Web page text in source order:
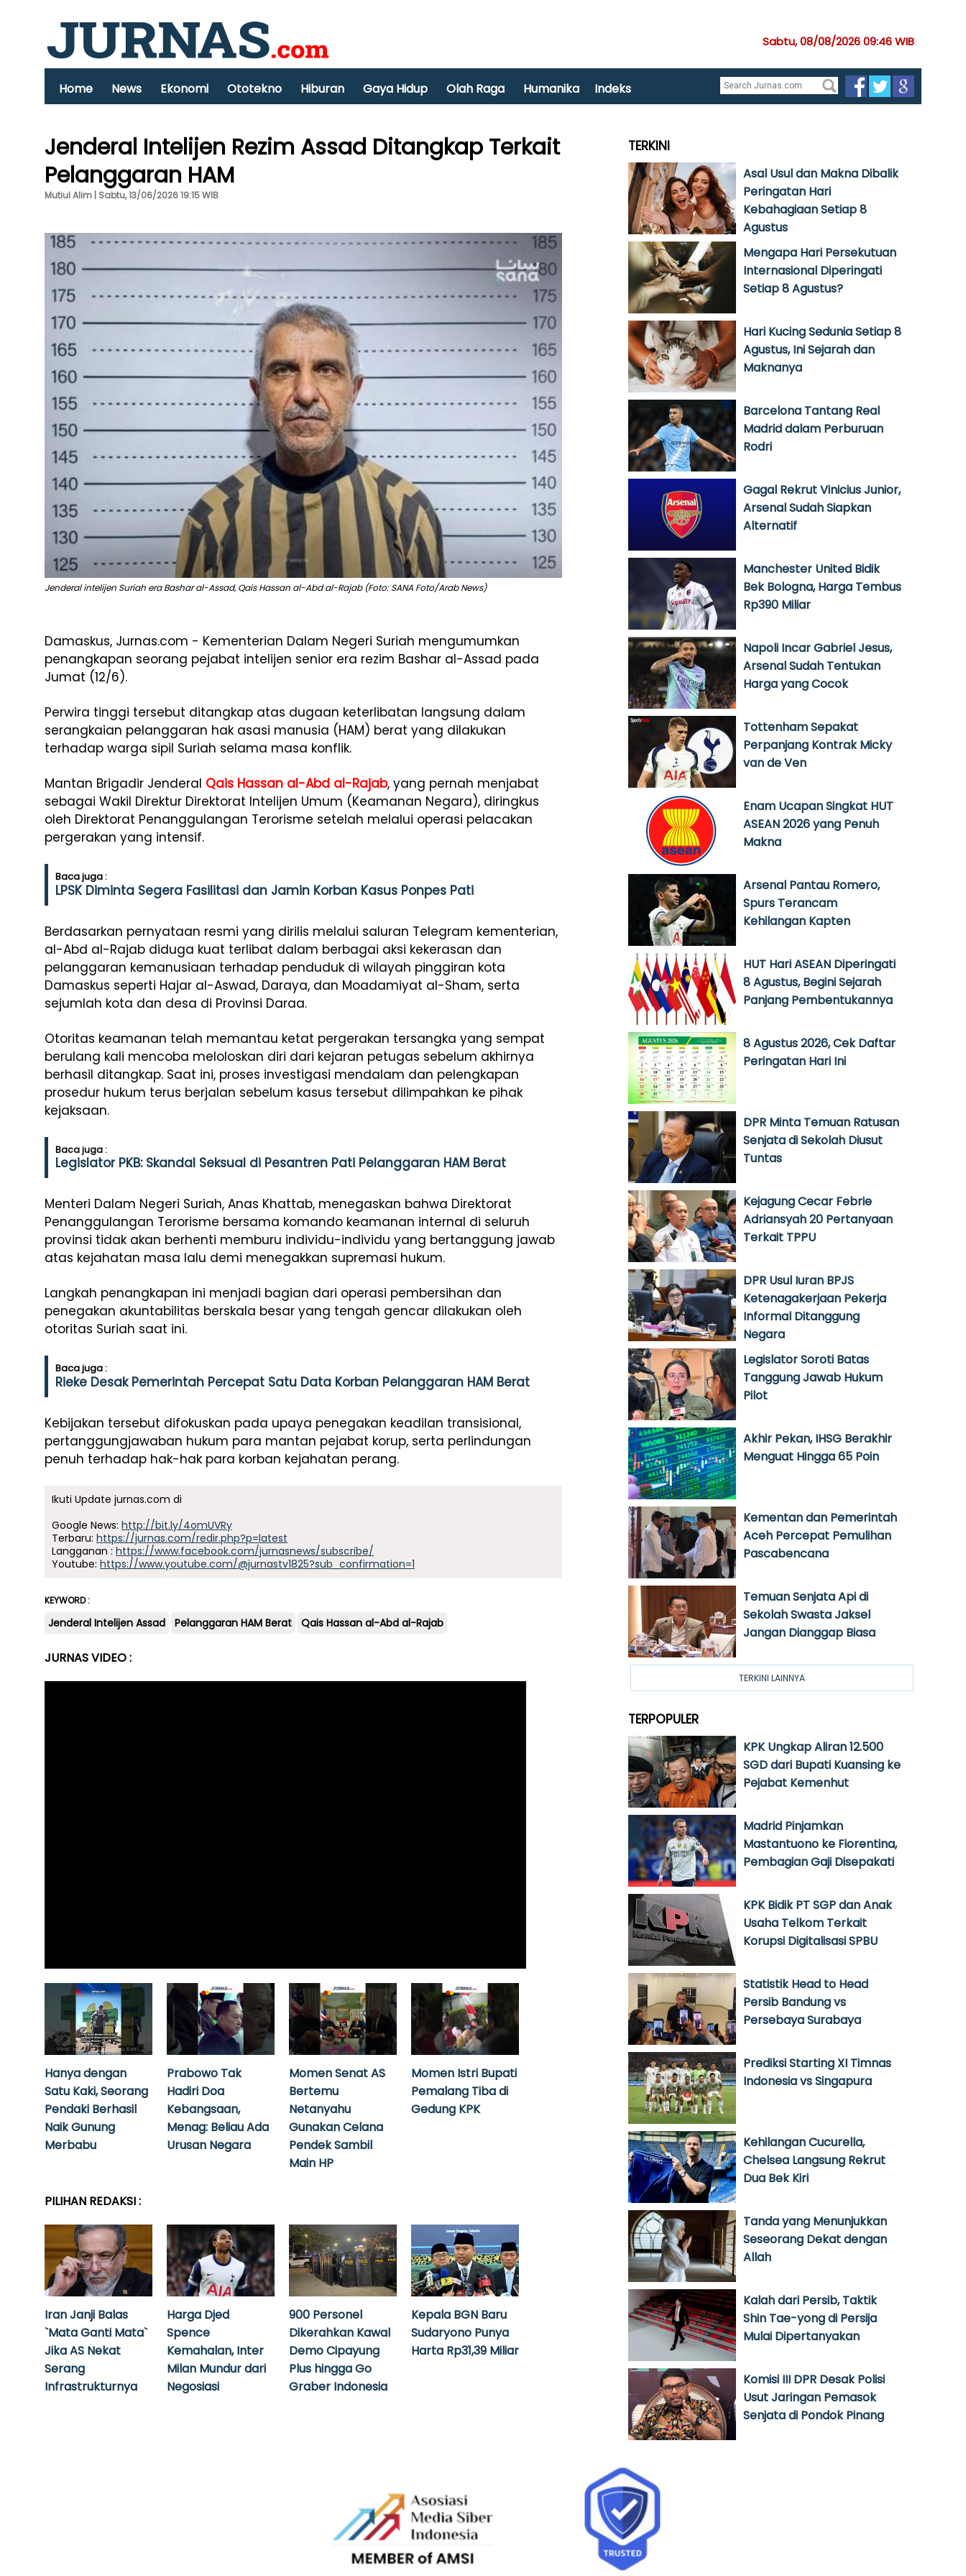
Sabtu, 08/08/2026 09:46 WIB
Home News Ekonomi Ototekno Hiburan Gaya Hidup Olah Raga Humanika Indeks
Jenderal Intelijen Rezim Assad Ditangkap Terkait
Pelanggaran HAM
Mutiul Alim | Sabtu, 13/06/2026 19:15 WIB
Jenderal intelijen Suriah era Bashar al-Assad, Qais Hassan al-Abd al-Rajab (Foto: SANA Foto/Arab News)
Damaskus, Jurnas.com - Kementerian Dalam Negeri Suriah mengumumkan
penangkapan seorang pejabat intelijen senior era rezim Bashar al-Assad pada
Jumat (12/6).
Perwira tinggi tersebut ditangkap atas dugaan keterlibatan langsung dalam
serangkaian pelanggaran hak asasi manusia (HAM) berat yang dilakukan
terhadap warga sipil Suriah selama masa konflik.
Mantan Brigadir Jenderal Qais Hassan al-Abd al-Rajab, yang pernah menjabat
sebagai Wakil Direktur Direktorat Intelijen Umum (Keamanan Negara), diringkus
oleh Direktorat Penanggulangan Terorisme setelah melalui operasi pelacakan
pergerakan yang intensif.
Baca juga :
LPSK Diminta Segera Fasilitasi dan Jamin Korban Kasus Ponpes Pati
Berdasarkan pernyataan resmi yang dirilis melalui saluran Telegram kementerian,
al-Abd al-Rajab diduga kuat terlibat dalam berbagai aksi kekerasan dan
pelanggaran kemanusiaan terhadap penduduk di wilayah pinggiran kota
Damaskus seperti Hajar al-Aswad, Daraya, dan Moadamiyat al-Sham, serta
sejumlah kota dan desa di Provinsi Daraa.
Otoritas keamanan telah memantau ketat pergerakan tersangka yang sempat
berulang kali mencoba meloloskan diri dari kejaran petugas sebelum akhirnya
berhasil ditangkap. Saat ini, proses investigasi mendalam dan pelengkapan
prosedur hukum terus berjalan sebelum kasus tersebut dilimpahkan ke pihak
kejaksaan.
Baca juga :
Legislator PKB: Skandal Seksual di Pesantren Pati Pelanggaran HAM Berat
Menteri Dalam Negeri Suriah, Anas Khattab, menegaskan bahwa Direktorat
Penanggulangan Terorisme bersama komando keamanan internal di seluruh
provinsi tidak akan berhenti memburu individu-individu yang bertanggung jawab
atas kejahatan masa lalu demi menegakkan supremasi hukum.
Langkah penangkapan ini menjadi bagian dari operasi pembersihan dan
penegakan akuntabilitas berskala besar yang tengah gencar dilakukan oleh
otoritas Suriah saat ini.
Baca juga :
Rieke Desak Pemerintah Percepat Satu Data Korban Pelanggaran HAM Berat
Kebijakan tersebut difokuskan pada upaya penegakan keadilan transisional,
pertanggungjawaban hukum para mantan pejabat korup, serta perlindungan
penuh terhadap hak-hak para korban kejahatan perang.
Ikuti Update jurnas.com di
Google News: http://bit.ly/4omUVRy
Terbaru: https://jurnas.com/redir.php?p=latest
Langganan : https://www.facebook.com/jurnasnews/subscribe/
Youtube: https://www.youtube.com/@jurnastv1825?sub_confirmation=1
KEYWORD :
Jenderal Intelijen Assad Pelanggaran HAM Berat Qais Hassan al-Abd al-Rajab
JURNAS VIDEO :
Hanya dengan
Satu Kaki, Seorang
Pendaki Berhasil
Naik Gunung
Merbabu
Prabowo Tak
Hadiri Doa
Kebangsaan,
Menag: Beliau Ada
Urusan Negara
Momen Senat AS
Bertemu
Netanyahu
Gunakan Celana
Pendek Sambil
Main HP
Momen Istri Bupati
Pemalang Tiba di
Gedung KPK
PILIHAN REDAKSI :
Iran Janji Balas
`Mata Ganti Mata`
Jika AS Nekat
Serang
Infrastrukturnya
Harga Djed
Spence
Kemahalan, Inter
Milan Mundur dari
Negosiasi
900 Personel
Dikerahkan Kawal
Demo Cipayung
Plus hingga Go
Graber Indonesia
Kepala BGN Baru
Sudaryono Punya
Harta Rp31,39 Miliar
TERKINI
Asal Usul dan Makna Dibalik
Peringatan Hari
Kebahagiaan Setiap 8
Agustus
Mengapa Hari Persekutuan
Internasional Diperingati
Setiap 8 Agustus?
Hari Kucing Sedunia Setiap 8
Agustus, Ini Sejarah dan
Maknanya
Barcelona Tantang Real
Madrid dalam Perburuan
Rodri
Gagal Rekrut Vinicius Junior,
Arsenal Sudah Siapkan
Alternatif
Manchester United Bidik
Bek Bologna, Harga Tembus
Rp390 Miliar
Napoli Incar Gabriel Jesus,
Arsenal Sudah Tentukan
Harga yang Cocok
Tottenham Sepakat
Perpanjang Kontrak Micky
van de Ven
Enam Ucapan Singkat HUT
ASEAN 2026 yang Penuh
Makna
Arsenal Pantau Romero,
Spurs Terancam
Kehilangan Kapten
HUT Hari ASEAN Diperingati
8 Agustus, Begini Sejarah
Panjang Pembentukannya
8 Agustus 2026, Cek Daftar
Peringatan Hari Ini
DPR Minta Temuan Ratusan
Senjata di Sekolah Diusut
Tuntas
Kejagung Cecar Febrie
Adriansyah 20 Pertanyaan
Terkait TPPU
DPR Usul Iuran BPJS
Ketenagakerjaan Pekerja
Informal Ditanggung
Negara
Legislator Soroti Batas
Tanggung Jawab Hukum
Pilot
Akhir Pekan, IHSG Berakhir
Menguat Hingga 65 Poin
Kementan dan Pemerintah
Aceh Percepat Pemulihan
Pascabencana
Temuan Senjata Api di
Sekolah Swasta Jaksel
Jangan Dianggap Biasa
TERKINI LAINNYA
TERPOPULER
KPK Ungkap Aliran 12.500
SGD dari Bupati Kuansing ke
Pejabat Kemenhut
Madrid Pinjamkan
Mastantuono ke Fiorentina,
Pembagian Gaji Disepakati
KPK Bidik PT SGP dan Anak
Usaha Telkom Terkait
Korupsi Digitalisasi SPBU
Statistik Head to Head
Persib Bandung vs
Persebaya Surabaya
Prediksi Starting XI Timnas
Indonesia vs Singapura
Kehilangan Cucurella,
Chelsea Langsung Rekrut
Dua Bek Kiri
Tanda yang Menunjukkan
Seseorang Dekat dengan
Allah
Kalah dari Persib, Taktik
Shin Tae-yong di Persija
Mulai Dipertanyakan
Komisi III DPR Desak Polisi
Usut Jaringan Pemasok
Senjata di Pondok Pinang